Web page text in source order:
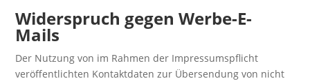
Widerspruch gegen Werbe-E-
Mails
Der Nutzung von im Rahmen der Impressumspflicht
veröffentlichten Kontaktdaten zur Übersendung von nicht